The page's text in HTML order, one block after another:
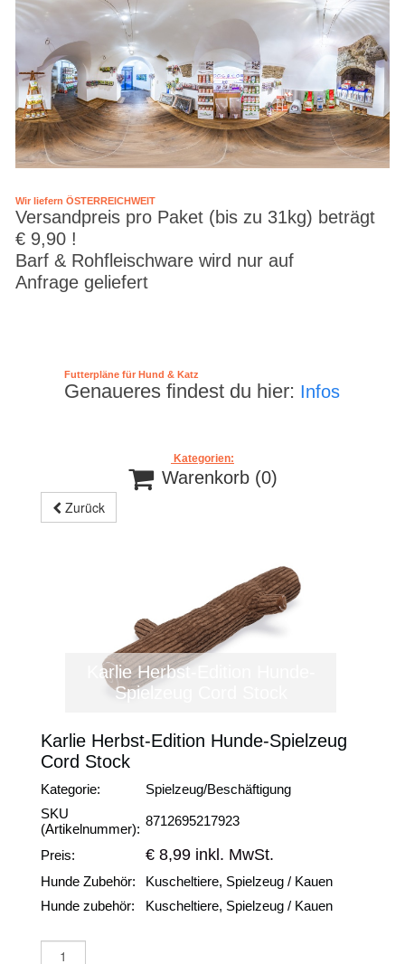
Wir liefern ÖSTERREICHWEIT
Versandpreis pro Paket (bis zu 31kg) beträgt
€ 9,90 !
Barf & Rohfleischware wird nur auf
Anfrage geliefert
Futterpläne für Hund & Katz
Genaueres findest du hier: Infos
Kategorien:
 Warenkorb (0)
Zurück
Karlie Herbst-Edition Hunde-
Spielzeug Cord Stock
Karlie Herbst-Edition Hunde-Spielzeug
Cord Stock
Kategorie:
Spielzeug/Beschäftigung
SKU
(Artikelnummer):
8712695217923
Preis: € 8,99 inkl. MwSt.
Hunde Zubehör:
Kuscheltiere, Spielzeug / Kauen
Hunde zubehör:
Kuscheltiere, Spielzeug / Kauen